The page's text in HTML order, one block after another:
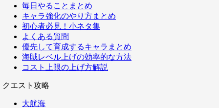
毎日やることまとめ
キャラ強化のやり方まとめ
初心者必見！小ネタ集
よくある質問
優先して育成するキャラまとめ
海賊レベル上げの効率的な方法
コスト上限の上げ方解説
クエスト攻略
大航海